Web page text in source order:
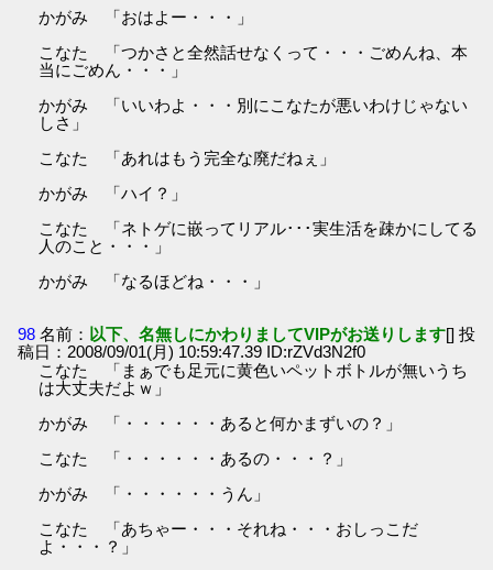
かがみ 「おはよー・・・」
こなた 「つかさと全然話せなくって・・・ごめんね、本
当にごめん・・・」
かがみ 「いいわよ・・・別にこなたが悪いわけじゃない
しさ」
こなた 「あれはもう完全な廃だねぇ」
かがみ 「ハイ？」
こなた 「ネトゲに嵌ってリアル･･･実生活を疎かにしてる
人のこと・・・」
かがみ 「なるほどね・・・」
98 名前： 以下、名無しにかわりましてVIPがお送りします[] 投
稿日：2008/09/01(月) 10:59:47.39 ID:rZVd3N2f0
こなた 「まぁでも足元に黄色いペットボトルが無いうち
は大丈夫だよｗ」
かがみ 「・・・・・・あると何かまずいの？」
こなた 「・・・・・・あるの・・・？」
かがみ 「・・・・・・うん」
こなた 「あちゃー・・・それね・・・おしっこだ
よ・・・？」